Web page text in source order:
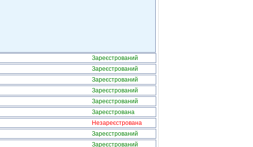
Зареєстрований
Зареєстрований
Зареєстрований
Зареєстрований
Зареєстрований
Зареєстрована
Незареєстрована
Зареєстрований
Зареєстрований